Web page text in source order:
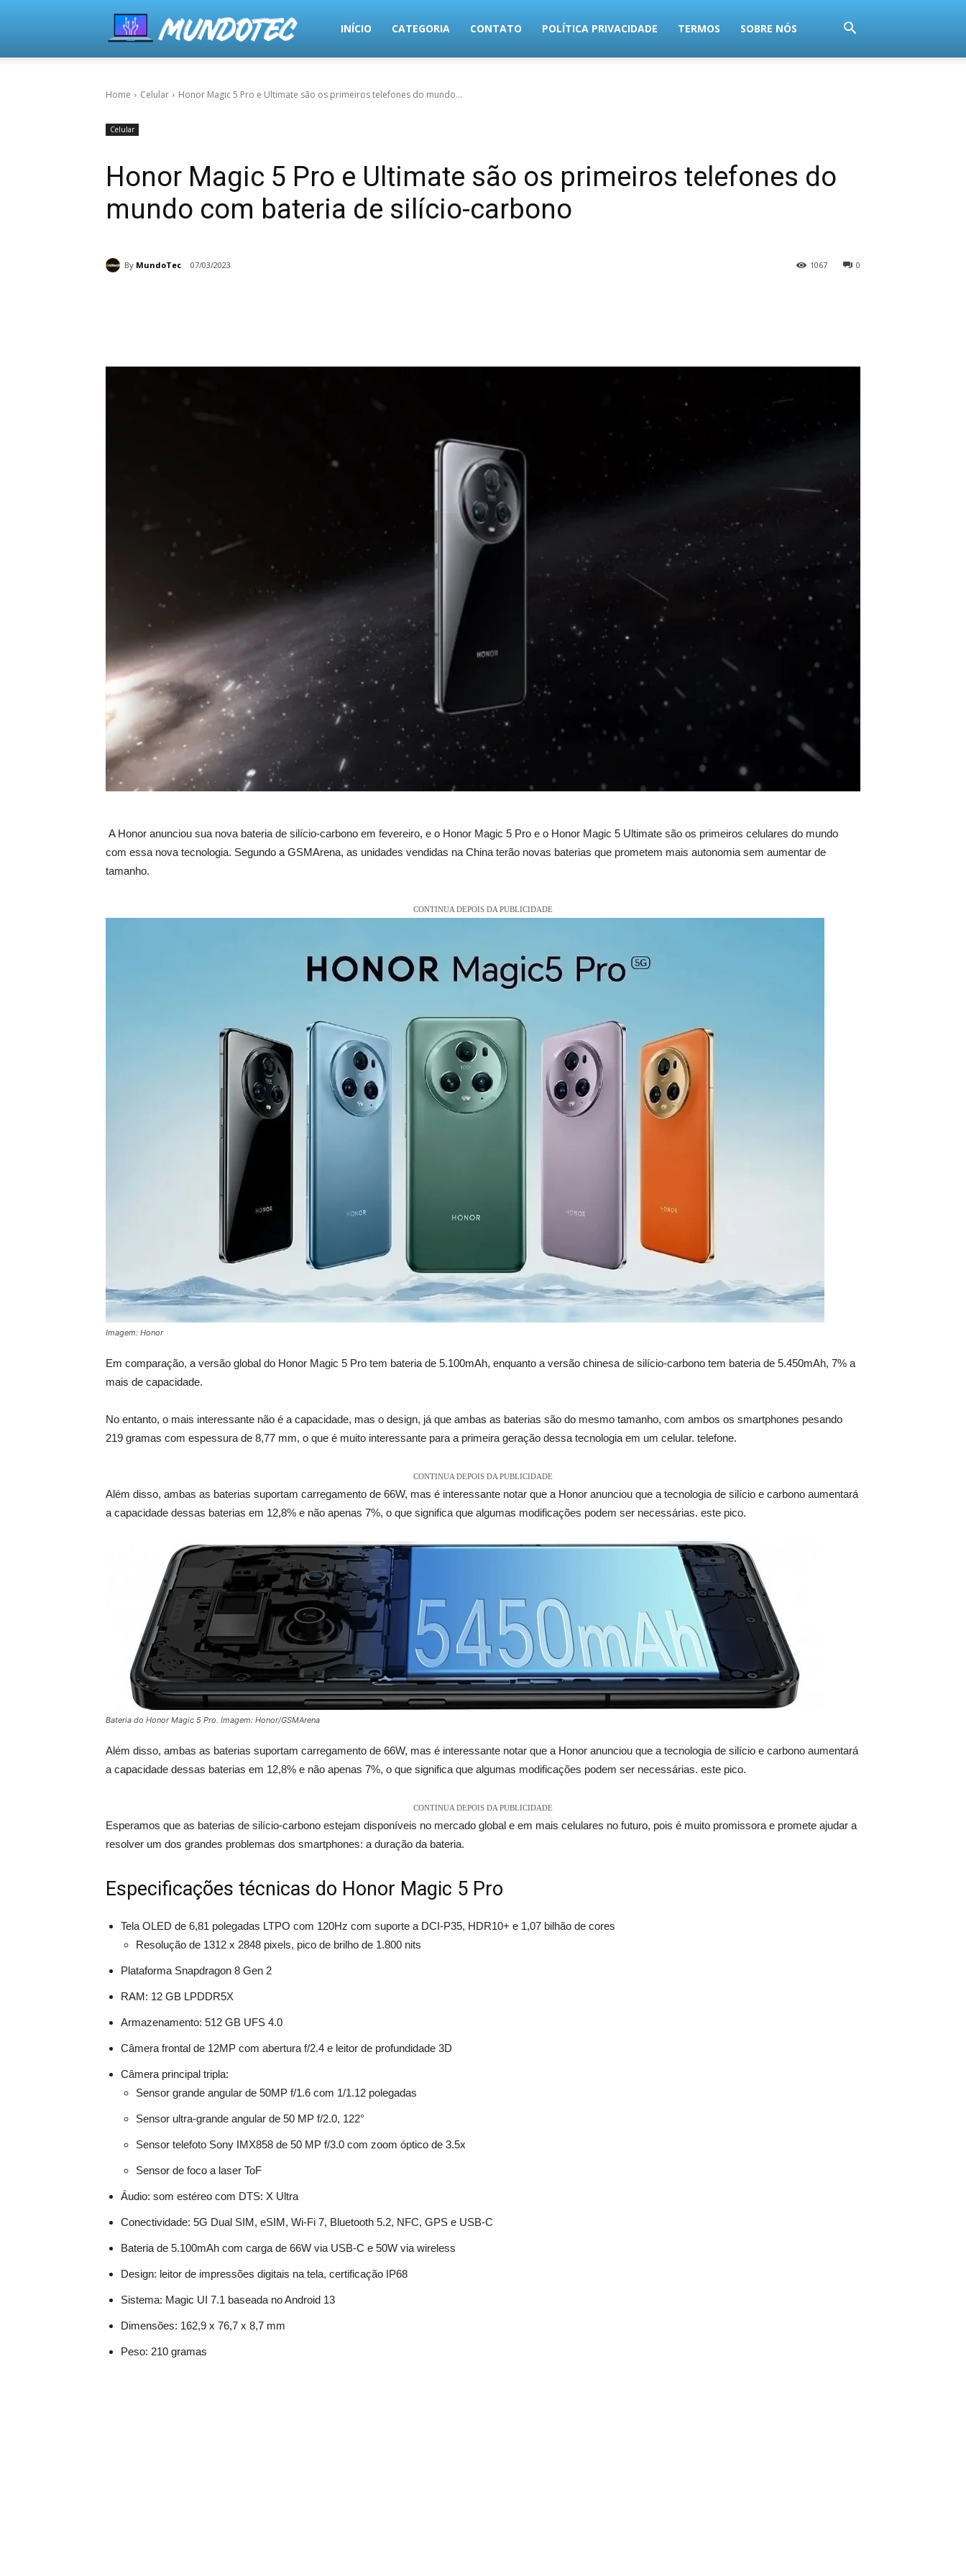
MundoTec
INÍCIO CATEGORIA CONTATO POLÍTICA PRIVACIDADE TERMOS SOBRE NÓS
Home Celular Honor Magic 5 Pro e Ultimate são os primeiros telefones do mundo...
Celular
Honor Magic 5 Pro e Ultimate são os primeiros telefones do
mundo com bateria de silício-carbono
By MundoTec 07/03/2023 0
1067
A Honor anunciou sua nova bateria de silício-carbono em fevereiro, e o Honor Magic 5 Pro e o Honor Magic 5 Ultimate são os primeiros celulares do mundo
com essa nova tecnologia. Segundo a GSMArena, as unidades vendidas na China terão novas baterias que prometem mais autonomia sem aumentar de
tamanho.
CONTINUA DEPOIS DA PUBLICIDADE
Imagem: Honor
Em comparação, a versão global do Honor Magic 5 Pro tem bateria de 5.100mAh, enquanto a versão chinesa de silício-carbono tem bateria de 5.450mAh, 7% a
mais de capacidade.
No entanto, o mais interessante não é a capacidade, mas o design, já que ambas as baterias são do mesmo tamanho, com ambos os smartphones pesando
219 gramas com espessura de 8,77 mm, o que é muito interessante para a primeira geração dessa tecnologia em um celular. telefone.
CONTINUA DEPOIS DA PUBLICIDADE
Além disso, ambas as baterias suportam carregamento de 66W, mas é interessante notar que a Honor anunciou que a tecnologia de silício e carbono aumentará
a capacidade dessas baterias em 12,8% e não apenas 7%, o que significa que algumas modificações podem ser necessárias. este pico.
Bateria do Honor Magic 5 Pro. Imagem: Honor/GSMArena
Além disso, ambas as baterias suportam carregamento de 66W, mas é interessante notar que a Honor anunciou que a tecnologia de silício e carbono aumentará
a capacidade dessas baterias em 12,8% e não apenas 7%, o que significa que algumas modificações podem ser necessárias. este pico.
CONTINUA DEPOIS DA PUBLICIDADE
Esperamos que as baterias de silício-carbono estejam disponíveis no mercado global e em mais celulares no futuro, pois é muito promissora e promete ajudar a
resolver um dos grandes problemas dos smartphones: a duração da bateria.
Especificações técnicas do Honor Magic 5 Pro
Tela OLED de 6,81 polegadas LTPO com 120Hz com suporte a DCI-P35, HDR10+ e 1,07 bilhão de cores
Resolução de 1312 x 2848 pixels, pico de brilho de 1.800 nits
Plataforma Snapdragon 8 Gen 2
RAM: 12 GB LPDDR5X
Armazenamento: 512 GB UFS 4.0
Câmera frontal de 12MP com abertura f/2.4 e leitor de profundidade 3D
Câmera principal tripla:
Sensor grande angular de 50MP f/1.6 com 1/1.12 polegadas
Sensor ultra-grande angular de 50 MP f/2.0, 122°
Sensor telefoto Sony IMX858 de 50 MP f/3.0 com zoom óptico de 3.5x
Sensor de foco a laser ToF
Áudio: som estéreo com DTS: X Ultra
Conectividade: 5G Dual SIM, eSIM, Wi-Fi 7, Bluetooth 5.2, NFC, GPS e USB-C
Bateria de 5.100mAh com carga de 66W via USB-C e 50W via wireless
Design: leitor de impressões digitais na tela, certificação IP68
Sistema: Magic UI 7.1 baseada no Android 13
Dimensões: 162,9 x 76,7 x 8,7 mm
Peso: 210 gramas